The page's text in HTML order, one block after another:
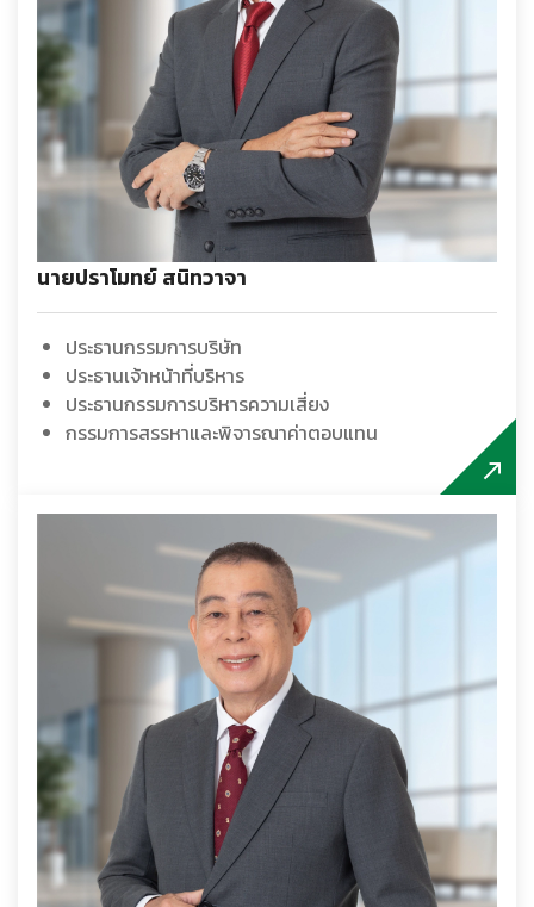
นายปราโมทย์ สนิทวาจา
ประธานกรรมการบริษัท
ประธานเจ้าหน้าที่บริหาร
ประธานกรรมการบริหารความเสี่ยง
กรรมการสรรหาและพิจารณาค่าตอบแทน